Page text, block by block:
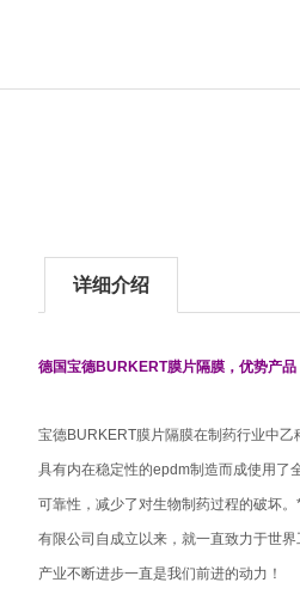
详细介绍
德国宝德BURKERT膜片隔膜，优势产品
宝德BURKERT膜片隔膜在制药行业中
具有内在稳定性的epdm制造而成使用了
可靠性，减少了对生物制药过程的破坏
有限公司自成立以来，就一直致力于世
产业不断进步一直是我们前进的动力！